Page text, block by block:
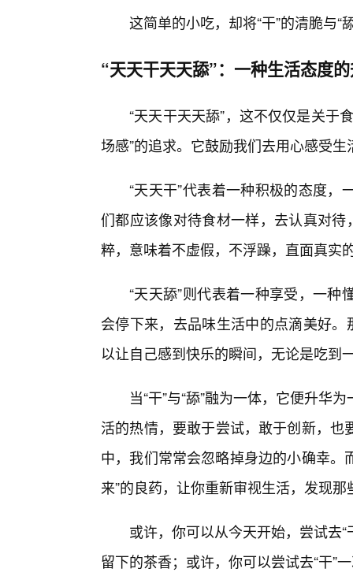
这简单的小吃，却将“干”的清脆与
“天天干天天舔”：一种生活态度
“天天干天天舔”，这不仅仅是关于
场感”的追求。它鼓励我们去用心感受
“天天干”代表着一种积极的态度
们都应该像对待食材一样，去认真对
粹，意味着不虚假，不浮躁，直面真实
“天天舔”则代表着一种享受，一
会停下来，去品味生活中的点滴美好
以让自己感到快乐的瞬间，无论是吃到
当“干”与“舔”融为一体，它便升华
活的热情，要敢于尝试，敢于创新，
中，我们常常会忽略掉身边的小确幸。
来”的良药，让你重新审视生活，发现
或许，你可以从今天开始，尝试去
留下的茶香；或许，你可以尝试去“干”